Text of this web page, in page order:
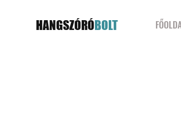
HANGSZÓRÓBOLT